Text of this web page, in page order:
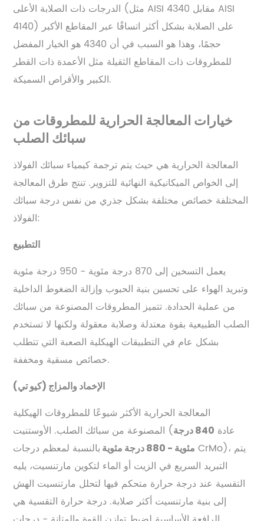
الدرجات ذات الصلابة الأعلى (مثل AISI 4340 مقابل AISI
4140) على الصلابة بشكل أكثر اتساقًا عبر المقاطع الأكبر
حجمًا، وهذا هو السبب في أن 4340 هو الخيار المفضل
للمطروقات ذات المقاطع الثقيلة مثل الأعمدة ذات القطر
الكبير والأقراص السميكة.
خيارات المعالجة الحرارية للمطروقات من
سبائك الصلب
المعالجة الحرارية هي حيث يتم ترجمة كيمياء سبائك الفولاذ
إلى الخواص الميكانيكية النهائية للتزوير. تنتج طرق المعالجة
المختلفة خصائص مختلفة بشكل جذري من نفس درجة سبائك
الفولاذ:
التطبيع
يعمل التسخين إلى 870 درجة مئوية - 950 درجة مئوية
وتبريد الهواء على تحسين بنية الحبوب وإزالة الضغوط الداخلية
من عملية الحدادة. تتميز المطروقات المصنوعة من سبائك
الصلب الطبيعية بقوة معتدلة وصلابة معقولة ولكنها لا تستخدم
بشكل عام في التطبيقات الهيكلية الصعبة التي تتطلب
خصائص مسقية ومخففة.
الإخماد والمزاج (كيو تي)
المعالجة الحرارية الأكثر شيوعًا للمطروقات الهيكلية
المصنوعة من سبائك الصلب. الأوستنيت (عادة
840 درجة
مئوية - 880 درجة مئوية
بالنسبة لمعظم درجات CrMo)، يتم
التبريد السريع في الزيت أو الماء لتكوين مارتنسيت، يليه
التقسية عند درجة حرارة متحكم فيها لتحلل مارتنسيت الهش
إلى بنية مارتنسيت أكثر صلابة. درجة حرارة التقسية هي